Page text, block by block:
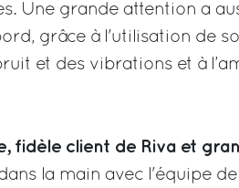
Une grande attention a
grâce à l'utilisation de
et des vibrations et à
fidèle client de Riva et
la main avec l'équipe